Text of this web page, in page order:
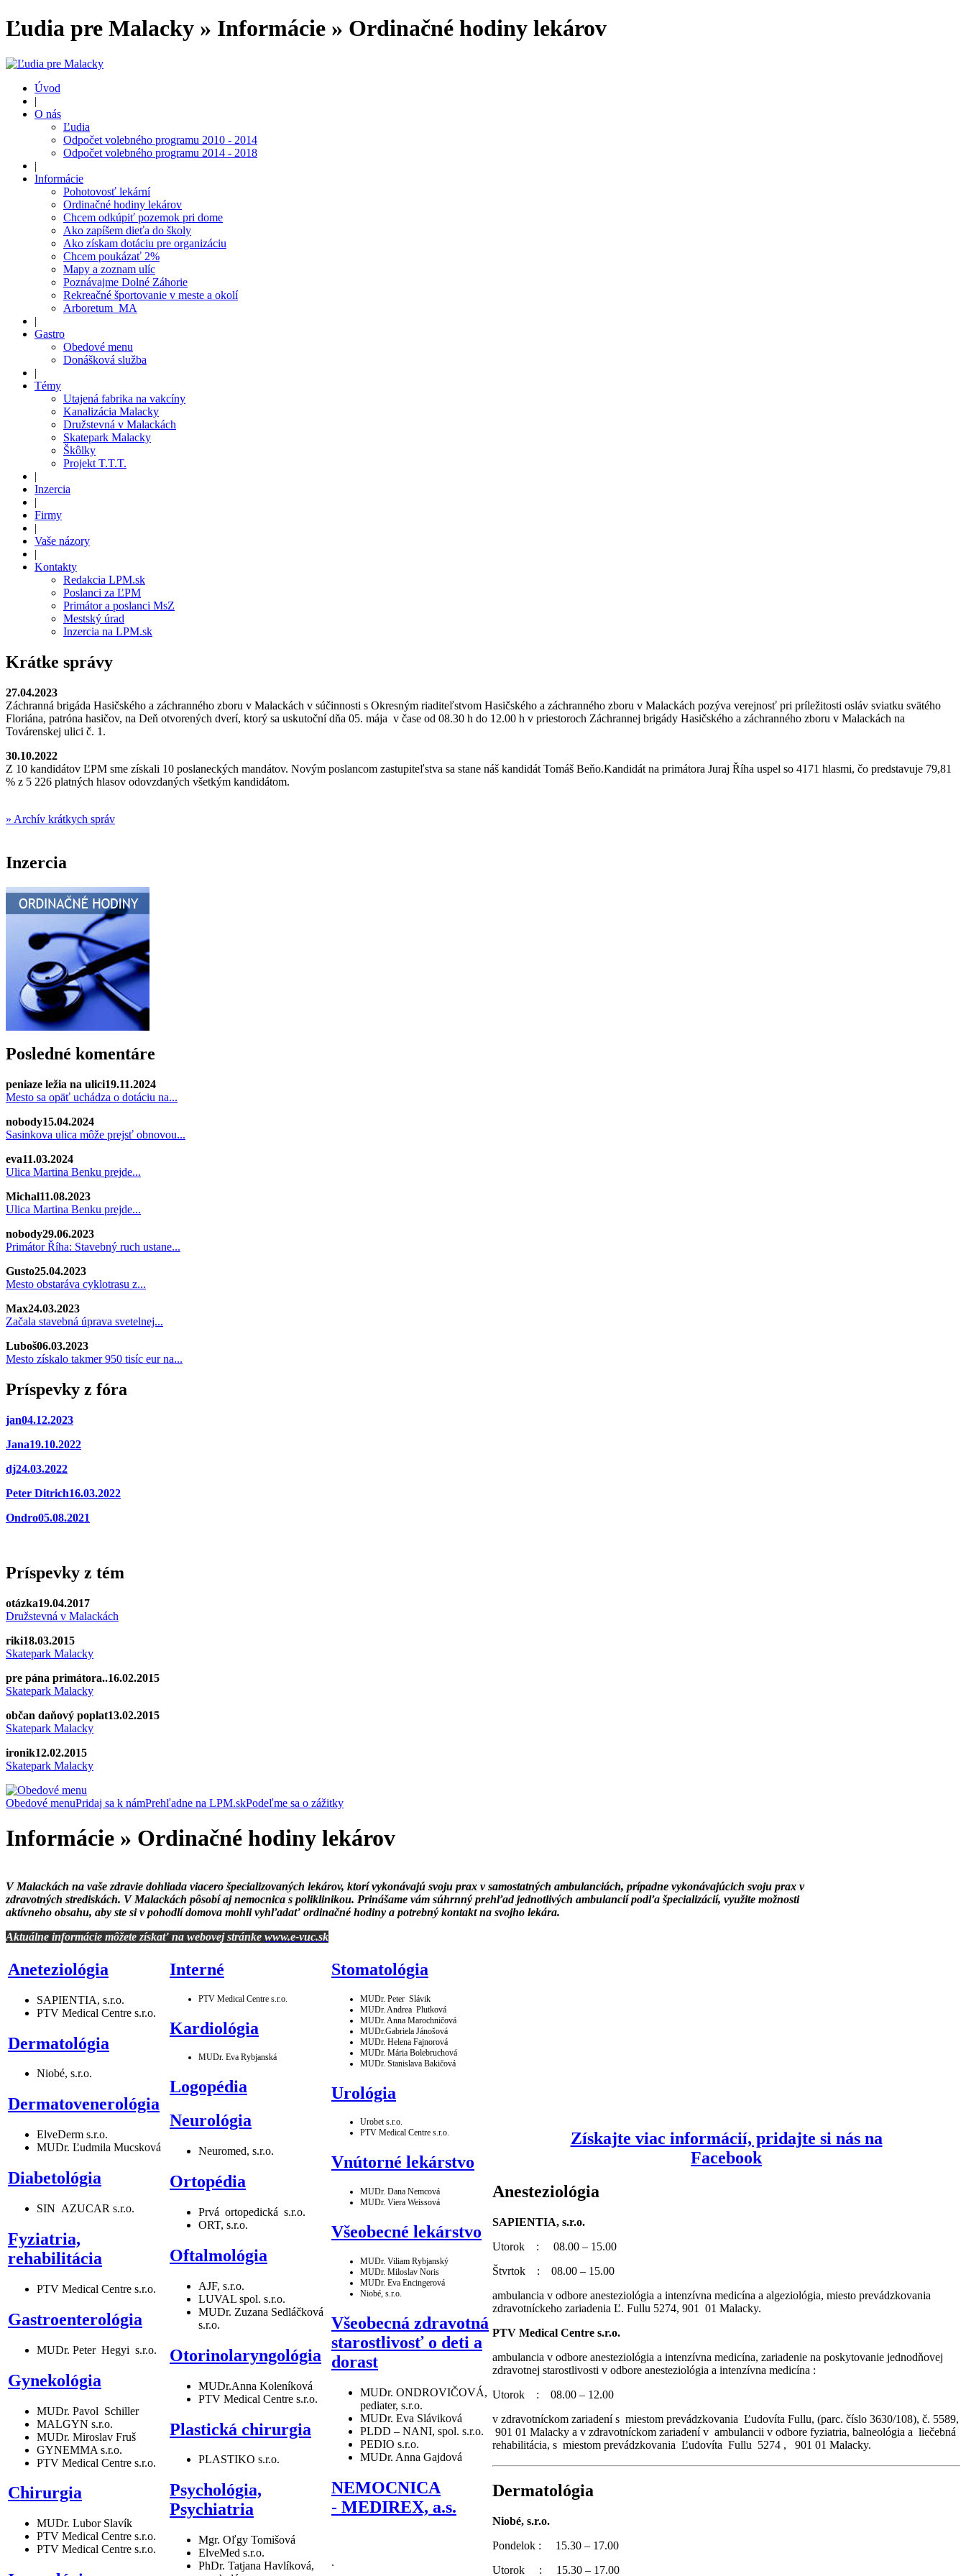
Ľudia pre Malacky » Informácie » Ordinačné hodiny lekárov
Úvod
|
O nás
Ľudia
Odpočet volebného programu 2010 - 2014
Odpočet volebného programu 2014 - 2018
|
Informácie
Pohotovosť lekární
Ordinačné hodiny lekárov
Chcem odkúpiť pozemok pri dome
Ako zapíšem dieťa do školy
Ako získam dotáciu pre organizáciu
Chcem poukázať 2%
Mapy a zoznam ulíc
Poznávajme Dolné Záhorie
Rekreačné športovanie v meste a okolí
Arboretum_MA
|
Gastro
Obedové menu
Donášková služba
|
Témy
Utajená fabrika na vakcíny
Kanalizácia Malacky
Družstevná v Malackách
Skatepark Malacky
Škôlky
Projekt T.T.T.
|
Inzercia
|
Firmy
|
Vaše názory
|
Kontakty
Redakcia LPM.sk
Poslanci za ĽPM
Primátor a poslanci MsZ
Mestský úrad
Inzercia na LPM.sk
Krátke správy
27.04.2023
Záchranná brigáda Hasičského a záchranného zboru v Malackách v súčinnosti s Okresným riaditeľstvom Hasičského a záchranného zboru v Malackách pozýva verejnosť pri príležitosti osláv sviatku svätého
Floriána, patróna hasičov, na Deň otvorených dverí, ktorý sa uskutoční dňa 05. mája v čase od 08.30 h do 12.00 h v priestoroch Záchrannej brigády Hasičského a záchranného zboru v Malackách na
Továrenskej ulici č. 1.
30.10.2022
Z 10 kandidátov ĽPM sme získali 10 poslaneckých mandátov. Novým poslancom zastupiteľstva sa stane náš kandidát Tomáš Beňo.Kandidát na primátora Juraj Říha uspel so 4171 hlasmi, čo predstavuje 79,81
% z 5 226 platných hlasov odovzdaných všetkým kandidátom.
» Archív krátkych správ
Inzercia
Posledné komentáre
peniaze ležia na ulici19.11.2024
Mesto sa opäť uchádza o dotáciu na...
nobody15.04.2024
Sasinkova ulica môže prejsť obnovou...
eva11.03.2024
Ulica Martina Benku prejde...
Michal11.08.2023
Ulica Martina Benku prejde...
nobody29.06.2023
Primátor Říha: Stavebný ruch ustane...
Gusto25.04.2023
Mesto obstaráva cyklotrasu z...
Max24.03.2023
Začala stavebná úprava svetelnej...
Luboš06.03.2023
Mesto získalo takmer 950 tisíc eur na...
Príspevky z fóra
jan04.12.2023
Jana19.10.2022
dj24.03.2022
Peter Ditrich16.03.2022
Ondro05.08.2021
Príspevky z tém
otázka19.04.2017
Družstevná v Malackách
riki18.03.2015
Skatepark Malacky
pre pána primátora..16.02.2015
Skatepark Malacky
občan daňový poplat13.02.2015
Skatepark Malacky
ironik12.02.2015
Skatepark Malacky
Obedové menuPridaj sa k námPrehľadne na LPM.skPodeľme sa o zážitky
Informácie » Ordinačné hodiny lekárov
V Malackách na vaše zdravie dohliada viacero špecializovaných lekárov, ktorí vykonávajú svoju prax v samostatných ambulanciách, prípadne vykonávajúcich svoju prax v
zdravotných strediskách. V Malackách pôsobí aj nemocnica s poliklinikou. Prinášame vám súhrnný prehľad jednotlivých ambulancií podľa špecializácií, využite možnosti
aktívneho obsahu, aby ste si v pohodlí domova mohli vyhľadať ordinačné hodiny a potrebný kontakt na svojho lekára.
Aktuálne informácie môžete získať na webovej stránke www.e-vuc.sk
Aneteziológia
SAPIENTIA, s.r.o.
PTV Medical Centre s.r.o.
Dermatológia
Niobé, s.r.o.
Dermatovenerológia
ElveDerm s.r.o.
MUDr. Ľudmila Mucsková
Diabetológia
SIN AZUCAR s.r.o.
Fyziatria,
rehabilitácia
PTV Medical Centre s.r.o.
Gastroenterológia
MUDr. Peter Hegyi s.r.o.
Gynekológia
MUDr. Pavol Schiller
MALGYN s.r.o.
MUDr. Miroslav Fruš
GYNEMMA s.r.o.
PTV Medical Centre s.r.o.
Chirurgia
MUDr. Lubor Slavík
PTV Medical Centre s.r.o.
PTV Medical Centre s.r.o.
Interné
PTV Medical Centre s.r.o.
Kardiológia
MUDr. Eva Rybjanská
Logopédia
Neurológia
Neuromed, s.r.o.
Ortopédia
Prvá ortopedická s.r.o.
ORT, s.r.o.
Oftalmológia
AJF, s.r.o.
LUVAL spol. s.r.o.
MUDr. Zuzana Sedláčková
s.r.o.
Otorinolaryngológia
MUDr.Anna Koleníková
PTV Medical Centre s.r.o.
Plastická chirurgia
PLASTIKO s.r.o.
Psychológia,
Psychiatria
Mgr. Oľgy Tomišová
ElveMed s.r.o.
PhDr. Tatjana Havlíková,
Stomatológia
MUDr. Peter Slávik
MUDr. Andrea Plutková
MUDr. Anna Marochničová
MUDr.Gabriela Jánošová
MUDr. Helena Fajnorová
MUDr. Mária Bolebruchová
MUDr. Stanislava Bakičová
Urológia
Urobet s.r.o.
PTV Medical Centre s.r.o.
Vnútorné lekárstvo
MUDr. Dana Nemcová
MUDr. Viera Weissová
Všeobecné lekárstvo
MUDr. Viliam Rybjanský
MUDr. Miloslav Noris
MUDr. Eva Encingerová
Niobé, s.r.o.
Všeobecná zdravotná
starostlivosť o deti a
dorast
MUDr. ONDROVIČOVÁ,
pediater, s.r.o.
MUDr. Eva Sláviková
PLDD – NANI, spol. s.r.o.
PEDIO s.r.o.
MUDr. Anna Gajdová
NEMOCNICA
- MEDIREX, a.s.
.
Získajte viac informácií, pridajte si nás na
Facebook
Anesteziológia
SAPIENTIA, s.r.o.
Utorok : 08.00 – 15.00
Štvrtok : 08.00 – 15.00
ambulancia v odbore anesteziológia a intenzívna medicína a algeziológia, miesto prevádzkovania
zdravotníckeho zariadenia Ľ. Fullu 5274, 901 01 Malacky.
PTV Medical Centre s.r.o.
ambulancia v odbore anesteziológia a intenzívna medicína, zariadenie na poskytovanie jednodňovej
zdravotnej starostlivosti v odbore anesteziológia a intenzívna medicína :
Utorok : 08.00 – 12.00
v zdravotníckom zariadení s miestom prevádzkovania Ľudovíta Fullu, (parc. číslo 3630/108), č. 5589,
901 01 Malacky a v zdravotníckom zariadení v ambulancii v odbore fyziatria, balneológia a liečebná
rehabilitácia, s miestom prevádzkovania Ľudovíta Fullu 5274 , 901 01 Malacky.
Dermatológia
Niobé, s.r.o.
Pondelok : 15.30 – 17.00
Utorok : 15.30 – 17.00